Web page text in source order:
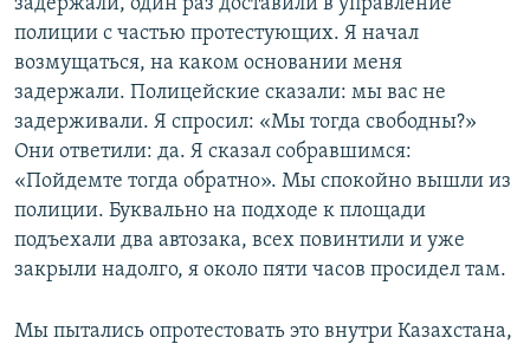
полиции с частью протестующих. Я начал
возмущаться, на каком основании меня
задержали. Полицейские сказали: мы вас не
задерживали. Я спросил: «Мы тогда свободны?»
Они ответили: да. Я сказал собравшимся:
«Пойдемте тогда обратно». Мы спокойно вышли из
полиции. Буквально на подходе к площади
подъехали два автозака, всех повинтили и уже
закрыли надолго, я около пяти часов просидел там.
Мы пытались опротестовать это внутри Казахстана,